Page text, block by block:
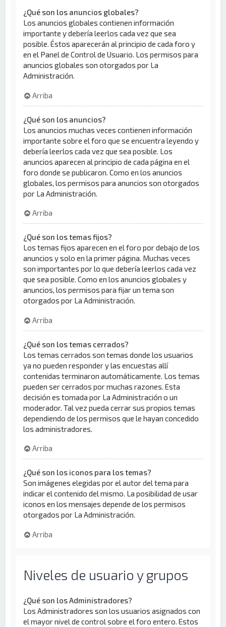
¿Qué son los anuncios globales?
Los anuncios globales contienen información
importante y debería leerlos cada vez que sea
posible. Éstos aparecerán al principio de cada foro y
en el Panel de Control de Usuario. Los permisos para
anuncios globales son otorgados por La
Administración.
Arriba
¿Qué son los anuncios?
Los anuncios muchas veces contienen información
importante sobre el foro que se encuentra leyendo y
debería leerlos cada vez que sea posible. Los
anuncios aparecen al principio de cada página en el
foro donde se publicaron. Como en los anuncios
globales, los permisos para anuncios son otorgados
por La Administración.
Arriba
¿Qué son los temas fijos?
Los temas fijos aparecen en el foro por debajo de los
anuncios y solo en la primer página. Muchas veces
son importantes por lo que debería leerlos cada vez
que sea posible. Como en los anuncios globales y
anuncios, los permisos para fijar un tema son
otorgados por La Administración.
Arriba
¿Qué son los temas cerrados?
Los temas cerrados son temas donde los usuarios
ya no pueden responder y las encuestas allí
contenidas terminaron automáticamente. Los temas
pueden ser cerrados por muchas razones. Esta
decisión es tomada por La Administración o un
moderador. Tal vez pueda cerrar sus propios temas
dependiendo de los permisos que le hayan concedido
los administradores.
Arriba
¿Qué son los iconos para los temas?
Son imágenes elegidas por el autor del tema para
indicar el contenido del mismo. La posibilidad de usar
iconos en los mensajes depende de los permisos
otorgados por La Administración.
Arriba
Niveles de usuario y grupos
¿Qué son los Administradores?
Los Administradores son los usuarios asignados con
el mayor nivel de control sobre el foro entero. Estos